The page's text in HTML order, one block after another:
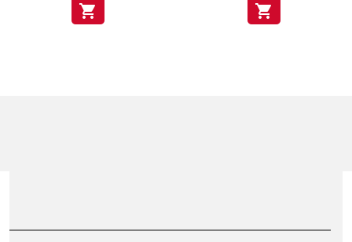
shopping_cart shopping_cart